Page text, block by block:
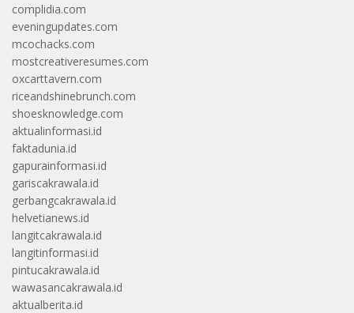
complidia.com
eveningupdates.com
mcochacks.com
mostcreativeresumes.com
oxcarttavern.com
riceandshinebrunch.com
shoesknowledge.com
aktualinformasi.id
faktadunia.id
gapurainformasi.id
gariscakrawala.id
gerbangcakrawala.id
helvetianews.id
langitcakrawala.id
langitinformasi.id
pintucakrawala.id
wawasancakrawala.id
aktualberita.id